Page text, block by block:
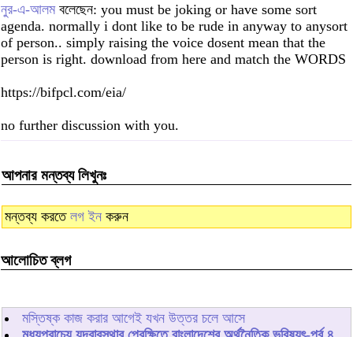
নুর-এ-আলমবলেছেন: you must be joking or have some sort
agenda. normally i dont like to be rude in anyway to anysort
of person.. simply raising the voice dosent mean that the
person is right. download from here and match the WORDS
https://bifpcl.com/eia/
no further discussion with you.
আপনার মন্তব্য লিখুনঃ
মন্তব্য করতে লগ ইন করুন
আলোচিত ব্লগ
মস্তিষ্ক কাজ করার আগেই যখন উত্তর চলে আসে